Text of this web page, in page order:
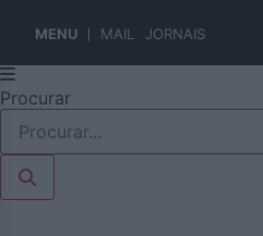
MENU MAIL JORNAIS
Pular
para
conteúdo
Procurar